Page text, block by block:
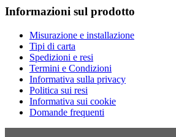
Informazioni sul prodotto
Misurazione e installazione
Tipi di carta
Spedizioni e resi
Termini e Condizioni
Informativa sulla privacy
Politica sui resi
Informativa sui cookie
Domande frequenti